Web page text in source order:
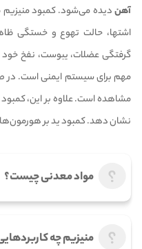
آهندیده می‌شود. کمبود
اشتها، حالت تهوع و خستگی
گرفتگی عضلات، یبوست، نفخ
مهم برای سیستم ایمنی است.
مشاهده است. علاوه بر این،
نشان دهد. کمبود ید بر
مواد معدنی چیست؟
منیزیم چه